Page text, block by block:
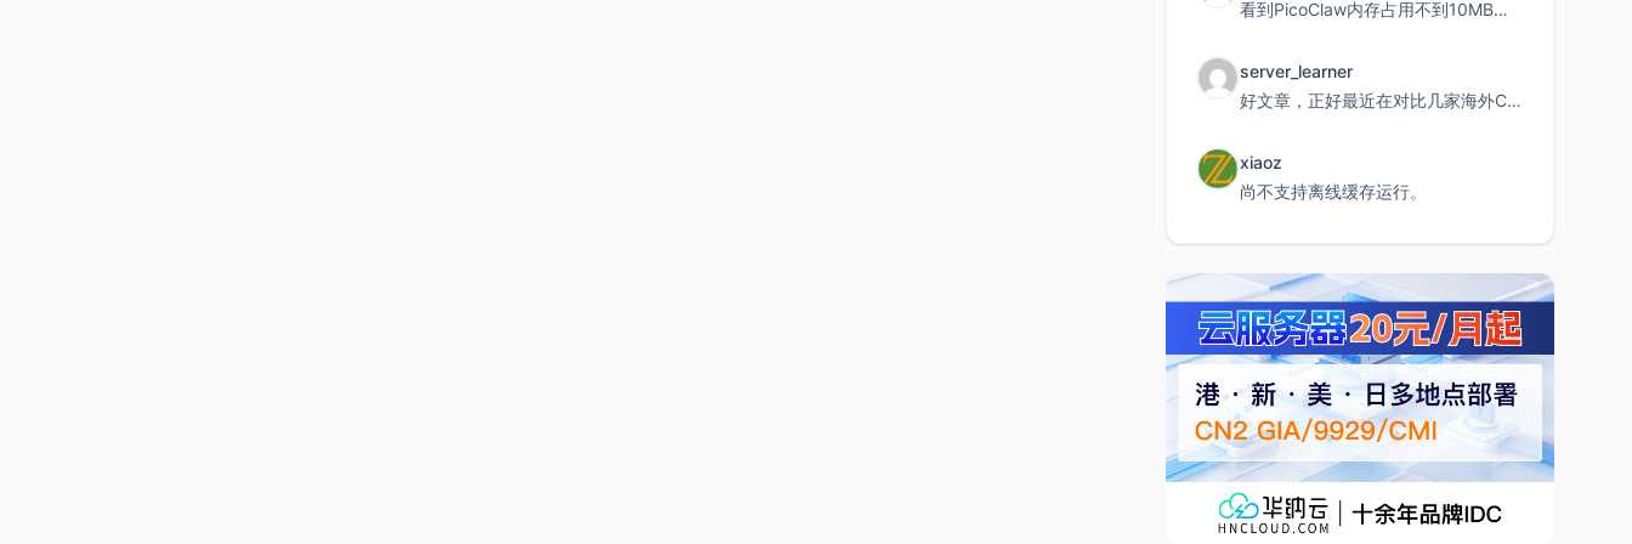
看到PicoClaw内存占用不到10MB这个数据真的很惊喜，确实很适合我这种想用旧设备折腾AI的小白
server_learner
好文章，正好最近在对比几家海外CDN。文中提到CF免费版不支持自定义回源端口和HOST这个痛点太真实
xiaoz
尚不支持离线缓存运行。